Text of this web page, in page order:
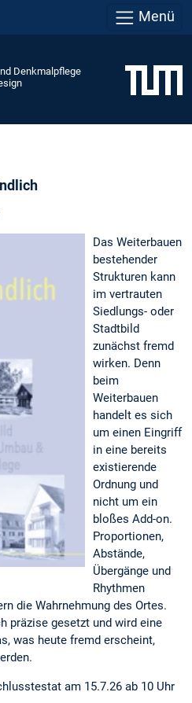
Menü
Denkmalpflege
Das Weiterbauen
bestehender
Strukturen kann
im vertrauten
Siedlungs- oder
Stadtbild
zunächst fremd
wirken. Denn
beim
Weiterbauen
handelt es sich
um einen Eingriff
in eine bereits
existierende
Ordnung und
nicht um ein
bloßes Add-on.
Proportionen,
Abstände,
Übergänge und
Rhythmen
die Wahrnehmung des Ortes.
präzise gesetzt und wird eine
was heute fremd erscheint,
am 15.7.26 ab 10 Uhr